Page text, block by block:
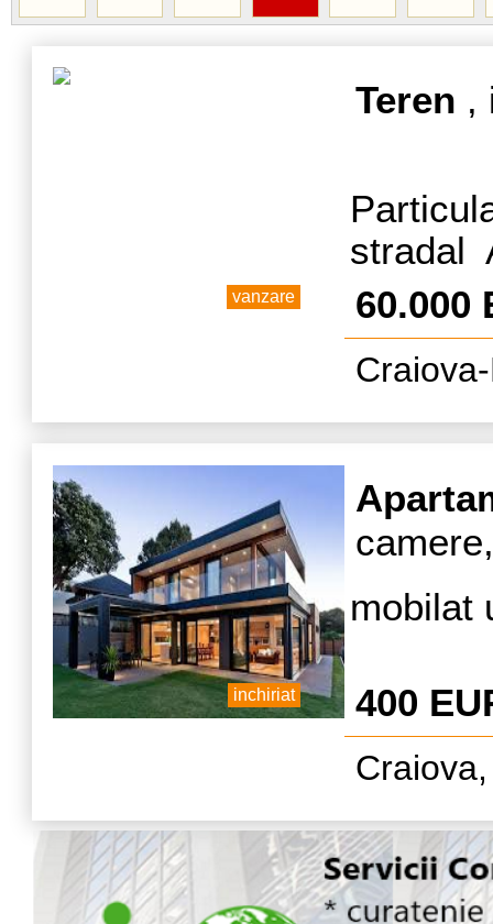
vanzare
Teren ,
stradal
zona
linga
de
60.000
inchiriat
mobilat
400